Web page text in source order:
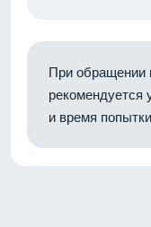
При обращении
рекомендуется
и время